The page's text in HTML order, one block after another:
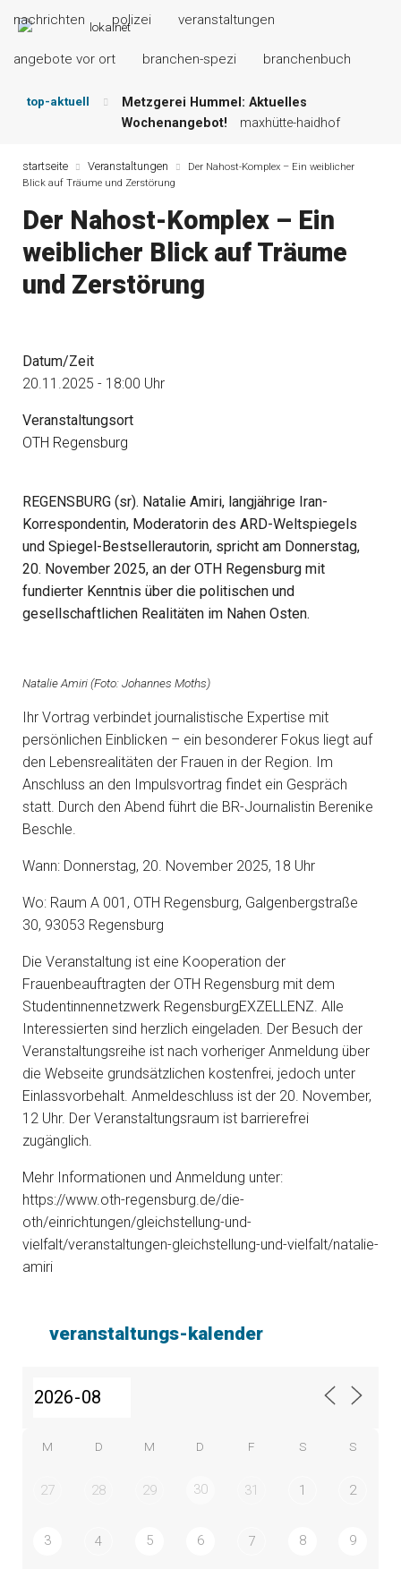
nachrichten polizei veranstaltungen
angebote vor ort branchen-spezi branchenbuch
top-aktuell
Metzgerei Hummel: Aktuelles
Wochenangebot!
maxhütte-haidhof
Grillspezialitäten u.v.m.!
kallmünz
Meindl Metzgerei: Wochen-Speisekarte
Der „deutsche Michel“ muss nun
zahlen!
kommentare & serien &
Maxhütter Fischladen: Unser aktuelles
startseite Veranstaltungen
Der Nahost-Komplex – Ein weiblicher
Blick auf Träume und Zerstörung
Der Nahost-Komplex – Ein
weiblicher Blick auf Träume
und Zerstörung
Datum/Zeit
20.11.2025 - 18:00 Uhr
Veranstaltungsort
OTH Regensburg
REGENSBURG (sr). Natalie Amiri, langjährige Iran-
Korrespondentin, Moderatorin des ARD-Weltspiegels
und Spiegel-Bestsellerautorin, spricht am Donnerstag,
20. November 2025, an der OTH Regensburg mit
fundierter Kenntnis über die politischen und
gesellschaftlichen Realitäten im Nahen Osten.
Natalie Amiri (Foto: Johannes Moths)
Ihr Vortrag verbindet journalistische Expertise mit
persönlichen Einblicken – ein besonderer Fokus liegt auf
den Lebensrealitäten der Frauen in der Region. Im
Anschluss an den Impulsvortrag findet ein Gespräch
statt. Durch den Abend führt die BR-Journalistin Berenike
Beschle.
Wann: Donnerstag, 20. November 2025, 18 Uhr
Wo: Raum A 001, OTH Regensburg, Galgenbergstraße
30, 93053 Regensburg
Die Veranstaltung ist eine Kooperation der
Frauenbeauftragten der OTH Regensburg mit dem
Studentinnennetzwerk RegensburgEXZELLENZ. Alle
Interessierten sind herzlich eingeladen. Der Besuch der
Veranstaltungsreihe ist nach vorheriger Anmeldung über
die Webseite grundsätzlichen kostenfrei, jedoch unter
Einlassvorbehalt. Anmeldeschluss ist der 20. November,
12 Uhr. Der Veranstaltungsraum ist barrierefrei
zugänglich.
Mehr Informationen und Anmeldung unter:
https://www.oth-regensburg.de/die-
oth/einrichtungen/gleichstellung-und-
vielfalt/veranstaltungen-gleichstellung-und-vielfalt/natalie-
amiri
veranstaltungs-kalender
M D M D F S S
27 28 29 30 31 1 2
3 4 5 6 7 8 9